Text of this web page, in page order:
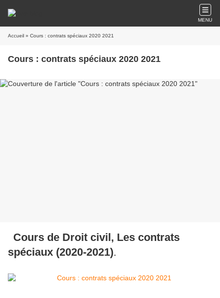
MENU
Accueil » Cours : contrats spéciaux 2020 2021
Cours : contrats spéciaux 2020 2021
Cours de Droit civil, Les contrats
spéciaux (2020-2021).